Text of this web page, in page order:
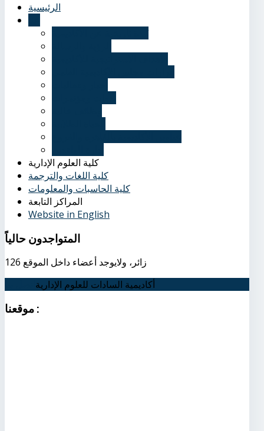
الرئيسية
كلية العلوم الإدارية
كلية اللغات والترجمة
كلية الحاسبات والمعلومات
المراكز التابعة
Website in English
المتواجدون حالياً
126 زائر، ولايوجد أعضاء داخل الموقع
أكاديمية السادات للعلوم الإدارية
: